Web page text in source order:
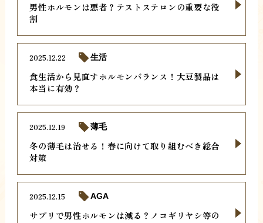
男性ホルモンは悪者？テストステロンの重要な役
割
食生活から見直すホルモンバランス！大豆製品は
本当に有効？
2025.12.22 生活
冬の薄毛は治せる！春に向けて取り組むべき総合
対策
2025.12.19 薄毛
サプリで男性ホルモンは減る？ノコギリヤシ等の
2025.12.15 AGA